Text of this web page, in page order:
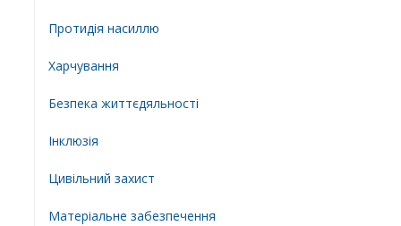
Протидія насиллю
Харчування
Безпека життєдяльності
Інклюзія
Цивільний захист
Матеріальне забезпечення